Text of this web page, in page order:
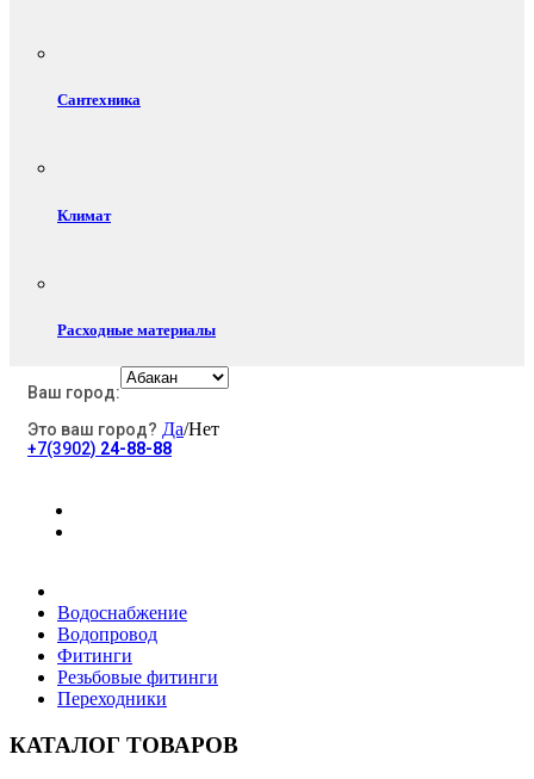
Сантехника
Климат
Расходные материалы
Электротовары
Хозяйственные товары
Ваш город:
Это ваш город? Да/Нет
+7(3902) 24-88-88
Водоснабжение
Водопровод
Фитинги
Резьбовые фитинги
Переходники
КАТАЛОГ ТОВАРОВ